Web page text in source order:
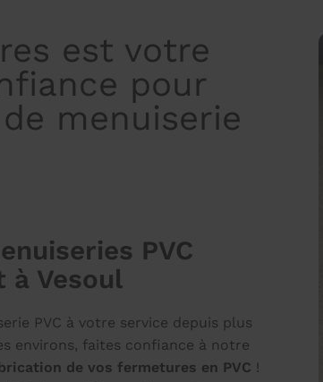
est votre
pour
menuiserie
PVC
à Vesoul
PVC à votre service depuis plus
environs, faites confiance à notre
de vos fermetures en PVC !